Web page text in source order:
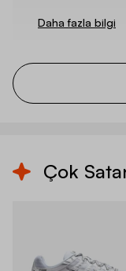
Daha fazla bilgi
Çok